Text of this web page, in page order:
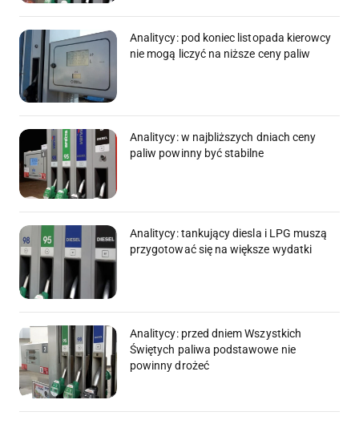
Analitycy: pod koniec listopada kierowcy
nie mogą liczyć na niższe ceny paliw
Analitycy: w najbliższych dniach ceny
paliw powinny być stabilne
Analitycy: tankujący diesla i LPG muszą
przygotować się na większe wydatki
Analitycy: przed dniem Wszystkich
Świętych paliwa podstawowe nie
powinny drożeć